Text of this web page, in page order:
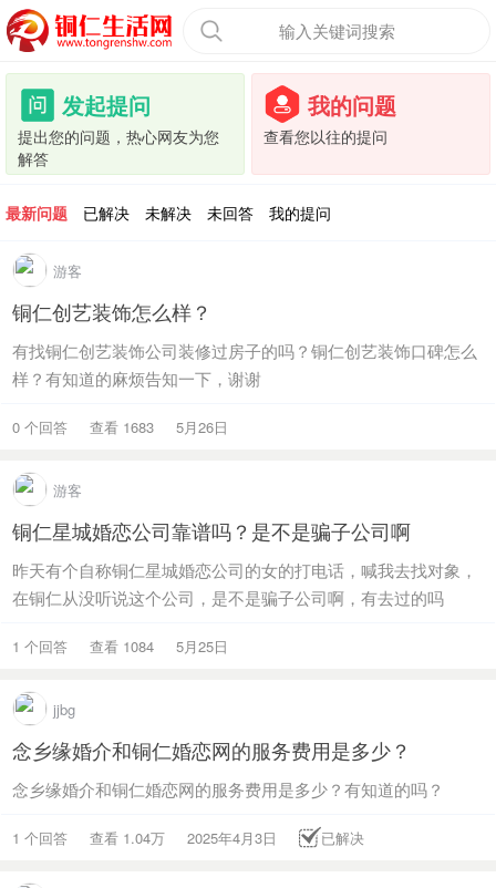
输入关键词搜索
发起提问
提出您的问题，热心网友为您
解答
我的问题
查看您以往的提问
最新问题 已解决 未解决 未回答 我的提问
游客
铜仁创艺装饰怎么样？
有找铜仁创艺装饰公司装修过房子的吗？铜仁创艺装饰口碑怎么
样？有知道的麻烦告知一下，谢谢
0 个回答 查看 1683 5月26日
游客
铜仁星城婚恋公司靠谱吗？是不是骗子公司啊
昨天有个自称铜仁星城婚恋公司的女的打电话，喊我去找对象，
在铜仁从没听说这个公司，是不是骗子公司啊，有去过的吗
1 个回答 查看 1084 5月25日
jjbg
念乡缘婚介和铜仁婚恋网的服务费用是多少？
念乡缘婚介和铜仁婚恋网的服务费用是多少？有知道的吗？
1 个回答 查看 1.04万 2025年4月3日 已解决